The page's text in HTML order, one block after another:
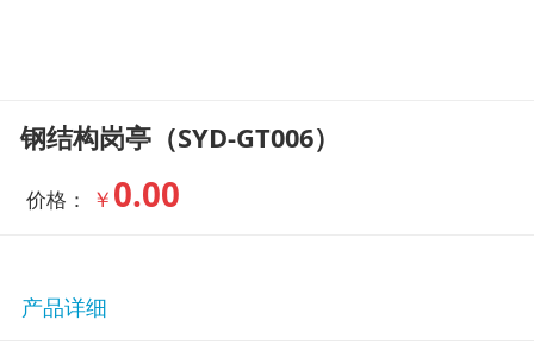
钢结构岗亭（SYD-GT006）
价格： ￥ 0.00
产品详细